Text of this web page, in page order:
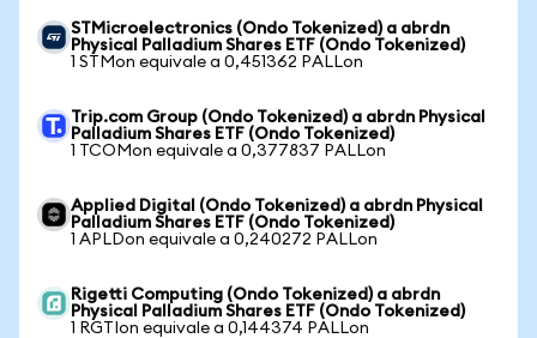
STMicroelectronics (Ondo Tokenized) a abrdn
Physical Palladium Shares ETF (Ondo Tokenized)
1 STMon equivale a 0,451362 PALLon
Trip.com Group (Ondo Tokenized) a abrdn Physical
Palladium Shares ETF (Ondo Tokenized)
1 TCOMon equivale a 0,377837 PALLon
Applied Digital (Ondo Tokenized) a abrdn Physical
Palladium Shares ETF (Ondo Tokenized)
1 APLDon equivale a 0,240272 PALLon
Rigetti Computing (Ondo Tokenized) a abrdn
Physical Palladium Shares ETF (Ondo Tokenized)
1 RGTIon equivale a 0,144374 PALLon